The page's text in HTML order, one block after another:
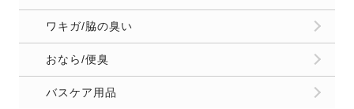
ワキガ/脇の臭い
おなら/便臭
バスケア用品